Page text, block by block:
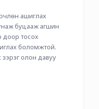
ашиглах
буцааж агшин
доор тосох
боломжтой.
олон давуу